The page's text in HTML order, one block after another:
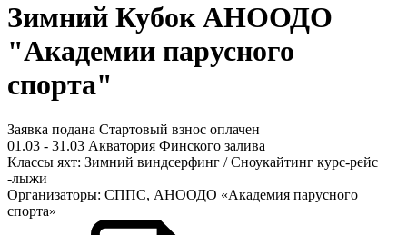
Зимний Кубок АНООДО
"Академии парусного
спорта"
Заявка подана Стартовый взнос оплачен
01.03 - 31.03 Акватория Финского залива
Классы яхт: Зимний виндсерфинг / Сноукайтинг курс-рейс
-лыжи
Организаторы: СППС, АНООДО «Академия парусного
спорта»